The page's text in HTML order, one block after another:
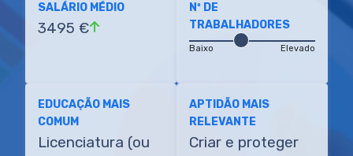
SALÁRIO MÉDIO
3495 €
Nº DE
TRABALHADORES
Baixo Elevado
EDUCAÇÃO MAIS
COMUM
Licenciatura (ou
APTIDÃO MAIS
RELEVANTE
Criar e proteger